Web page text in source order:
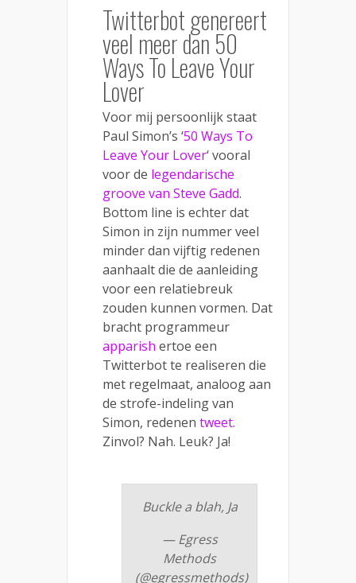
Twitterbot genereert
veel meer dan 50
Ways To Leave Your
Lover
Voor mij persoonlijk staat
Paul Simon’s ‘50 Ways To
Leave Your Lover‘ vooral
voor de legendarische
groove van Steve Gadd.
Bottom line is echter dat
Simon in zijn nummer veel
minder dan vijftig redenen
aanhaalt die de aanleiding
voor een relatiebreuk
zouden kunnen vormen. Dat
bracht programmeur
apparish ertoe een
Twitterbot te realiseren die
met regelmaat, analoog aan
de strofe-indeling van
Simon, redenen tweet.
Zinvol? Nah. Leuk? Ja!
Buckle a blah, Ja
— Egress
Methods
(@egressmethods)